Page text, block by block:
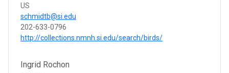
US
schmidtb@si.edu
202-633-0796
http://collections.nmnh.si.edu/search/birds/
Ingrid Rochon